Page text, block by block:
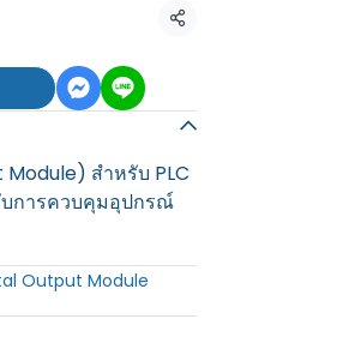
แชร์
Module) สำหรับ PLC
บการควบคุมอุปกรณ์
Output Module